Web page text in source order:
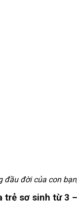
đầu đời của con
trẻ sơ sinh từ 3